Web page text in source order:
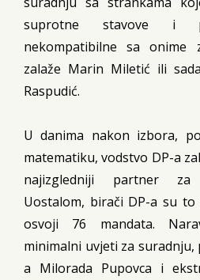
suprotne stavove i
nekompatibilne sa onime
zalaže Marin Miletić ili
Raspudić.
U danima nakon izbora,
matematiku, vodstvo DP-a
najizgledniji partner za
Uostalom, birači DP-a su
osvoji 76 mandata.
minimalni uvjeti za suradnju,
a Milorada Pupovca i